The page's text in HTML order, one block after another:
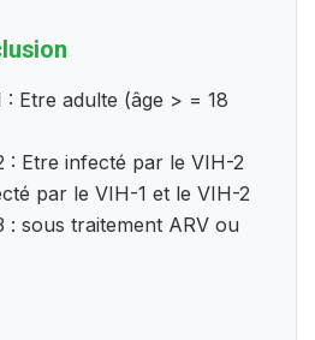
: Etre adulte (âge > = 18
: Etre infecté par le VIH-2
par le VIH-1 et le VIH-2
: sous traitement ARV ou